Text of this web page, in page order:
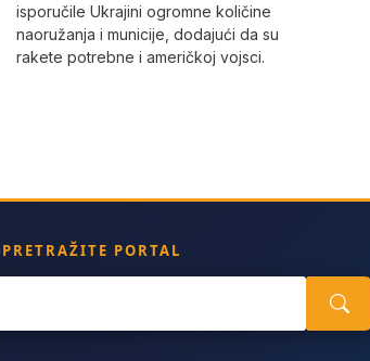
isporučile Ukrajini ogromne količine
naoružanja i municije, dodajući da su
rakete potrebne i američkoj vojsci.
PRETRAŽITE PORTAL